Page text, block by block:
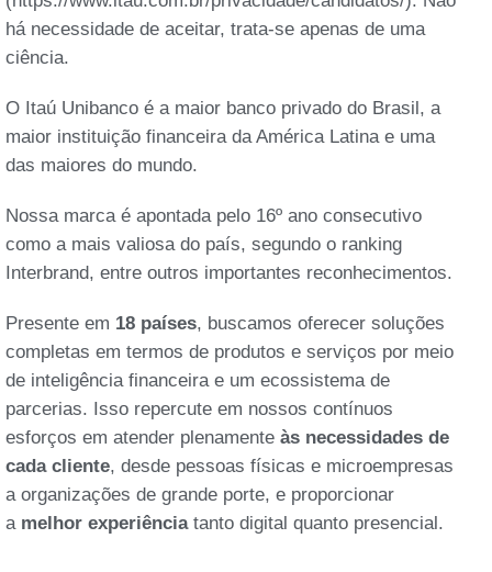
há necessidade de aceitar, trata-se apenas de uma
ciência.
O Itaú Unibanco é a maior banco privado do Brasil, a
maior instituição financeira da América Latina e uma
das maiores do mundo.
Nossa marca é apontada pelo 16º ano consecutivo
como a mais valiosa do país, segundo o ranking
Interbrand, entre outros importantes reconhecimentos.
Presente em 18 países, buscamos oferecer soluções
completas em termos de produtos e serviços por meio
de inteligência financeira e um ecossistema de
parcerias. Isso repercute em nossos contínuos
esforços em atender plenamente às necessidades de
cada cliente, desde pessoas físicas e microempresas
a organizações de grande porte, e proporcionar
a melhor experiênciatanto digital quanto presencial.